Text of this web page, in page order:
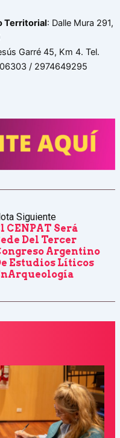
Territorial: Dalle Mura 291,
Garré 45, Km 4. Tel.
/ 2974649295
Siguiente
CENPAT Será
Del Tercer
Argentino
Estudios Líticos